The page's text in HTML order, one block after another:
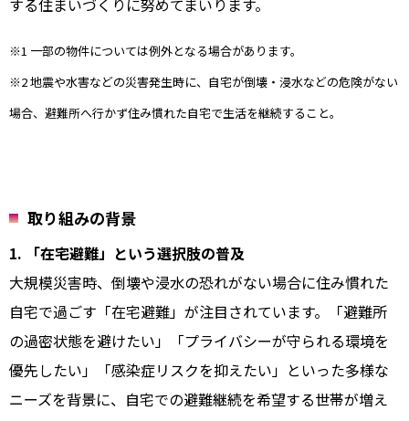
する住まいづくりに努めてまいります。
※1 一部の物件については例外となる場合があります。
※2 地震や水害などの災害発生時に、自宅が倒壊・浸水などの危険がない
場合、避難所へ行かず住み慣れた自宅で生活を継続すること。
取り組みの背景
1. 「在宅避難」という選択肢の普及
大規模災害時、倒壊や浸水の恐れがない場合に住み慣れた
自宅で過ごす「在宅避難」が注目されています。「避難所
の過密状態を避けたい」「プライバシーが守られる環境を
優先したい」「感染症リスクを抑えたい」といった多様な
ニーズを背景に、自宅での避難継続を希望する世帯が増え